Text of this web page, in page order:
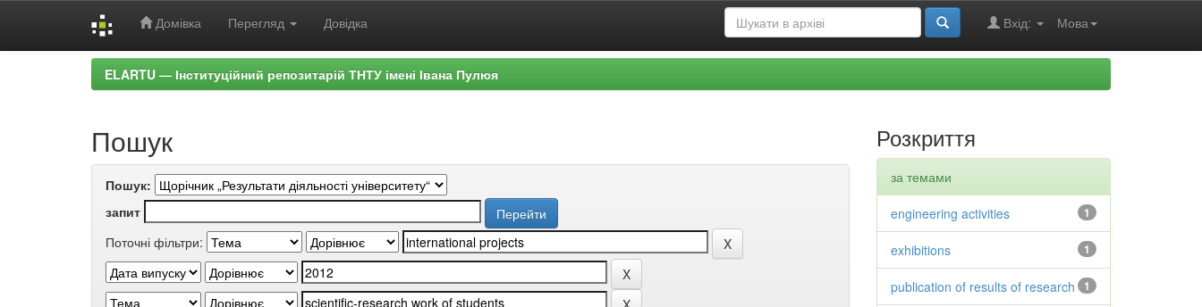
Домівка Перегляд Довідка Мова
Вхід:
ELARTU — Інституційний репозитарій ТНТУ імені Івана Пулюя
Пошук
Пошук:
запит
Поточні фільтри:
Розкриття
за темами
1
engineering activities
1
exhibitions
1
publication of results of research